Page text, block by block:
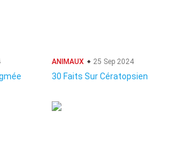
ANIMAUX 25 Sep 2024
30 Faits Sur Cératopsien